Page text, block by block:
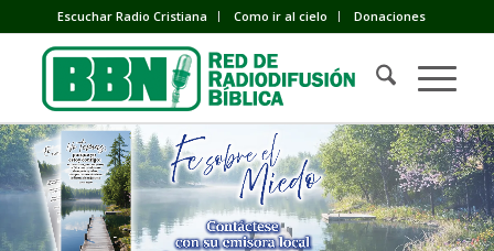
Escuchar Radio Cristiana Como ir al cielo Donaciones